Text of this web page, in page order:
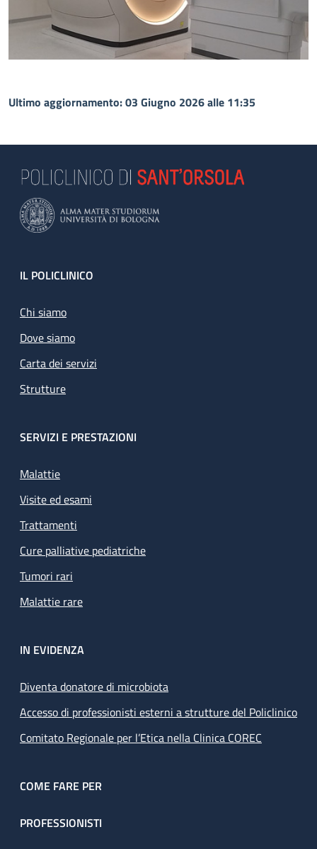
Ultimo aggiornamento: 03 Giugno 2026 alle 11:35
Footer
IL POLICLINICO
Chi siamo
Dove siamo
Carta dei servizi
Strutture
SERVIZI E PRESTAZIONI
Malattie
Visite ed esami
Trattamenti
Cure palliative pediatriche
Tumori rari
Malattie rare
IN EVIDENZA
Diventa donatore di microbiota
Accesso di professionisti esterni a strutture del Policlinico
Comitato Regionale per l’Etica nella Clinica COREC
COME FARE PER
PROFESSIONISTI